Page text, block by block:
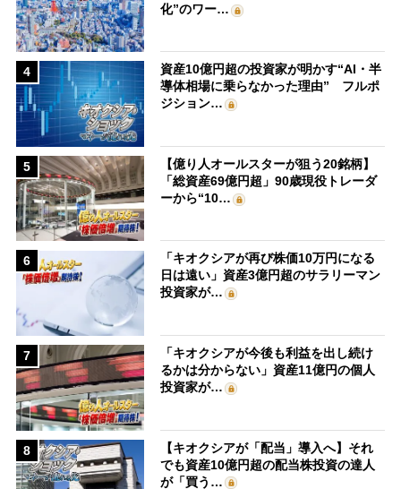
化”のワー…
4
資産10億円超の投資家が明かす“AI・半
導体相場に乗らなかった理由” フルポ
ジション…
5
【億り人オールスターが狙う20銘柄】
「総資産69億円超」90歳現役トレーダ
ーから“10…
6
「キオクシアが再び株価10万円になる
日は遠い」資産3億円超のサラリーマン
投資家が…
7
「キオクシアが今後も利益を出し続け
るかは分からない」資産11億円の個人
投資家が…
8
【キオクシアが「配当」導入へ】それ
でも資産10億円超の配当株投資の達人
が「買う…